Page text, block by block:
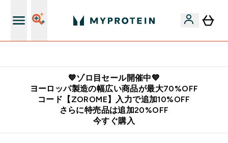
💙ゾロ目セール開催中💙
ヨーロッパ製造の幅広い商品が最大70%OFF
コード【ZOROME】入力で追加10%OFF
さらに特売品は追加20%OFF
今すぐ購入